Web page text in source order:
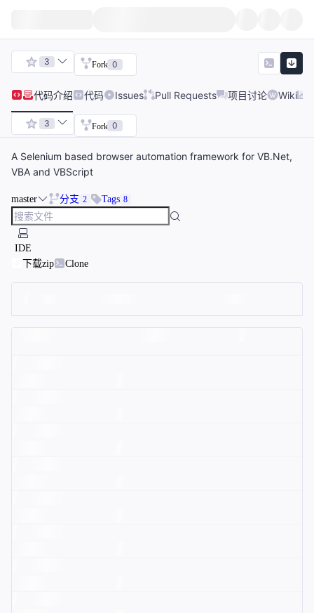
3 Fork 0
代码介绍 代码 Issues Pull Requests 项目讨论 Wiki
3 Fork 0
A Selenium based browser automation framework for VB.Net,
VBA and VBScript
master 分支 2 Tags 8
IDE
下载zip
Clone